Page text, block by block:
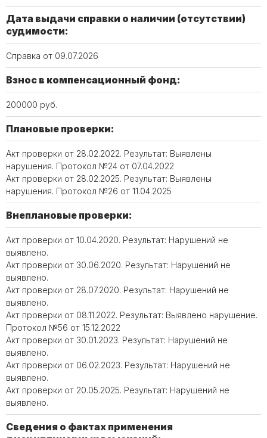
Дата выдачи справки о наличии (отсутствии)
судимости:
Справка от 09.07.2026
Взнос в компенсационный фонд:
200000 руб.
Плановые проверки:
Акт проверки от 28.02.2022. Результат: Выявлены
нарушения. Протокол №24 от 07.04.2022
Акт проверки от 28.02.2025. Результат: Выявлены
нарушения. Протокол №26 от 11.04.2025
Внеплановые проверки:
Акт проверки от 10.04.2020. Результат: Нарушений не
выявлено.
Акт проверки от 30.06.2020. Результат: Нарушений не
выявлено.
Акт проверки от 28.07.2020. Результат: Нарушений не
выявлено.
Акт проверки от 08.11.2022. Результат: Выявлено нарушение.
Протокол №56 от 15.12.2022
Акт проверки от 30.01.2023. Результат: Нарушений не
выявлено.
Акт проверки от 06.02.2023. Результат: Нарушений не
выявлено.
Акт проверки от 20.05.2025. Результат: Нарушений не
выявлено.
Сведения о фактах применения